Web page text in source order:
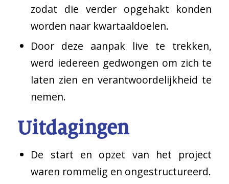
zodat die verder opgehakt konden
worden naar kwartaaldoelen.
Door deze aanpak live te trekken,
werd iedereen gedwongen om zich te
laten zien en verantwoordelijkheid te
nemen.
Uitdagingen
De start en opzet van het project
waren rommelig en ongestructureerd.